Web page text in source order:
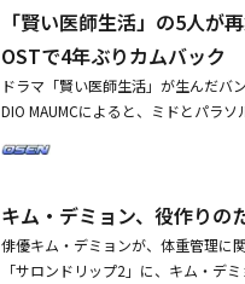
れた目的があった。社運を懸けたM
術」番組ページ
いないと思っていたみたい。元々
た。さらに、1年間の研修を終えた
ン）、カン・ユソク（オム・ジェイ
た姿で新たな年を迎え、感動的なエ
ん、アクション演技など多彩な活躍
にサプライズ登場し、チョン・ギョ
で登場し、ノ・ムジンの人生を一発
には、労務士になる前、ノ・ムジン
グラスを着用したジョンミンは、ノ
ジンの表情は尋常ではない彼の未来
ョン・ギョンホを応援するため同作
「キム・デミョンさんが初放送の面
（ケミストリー、相手との相性）
「賢い医師生活」の5人が
OSTで4年ぶりカムバック
ドラマ「賢い医師生活」が生んだバ
DIO MAUMCによると、ミドとパラ
活」シーズン1-2に出演したチョ・
中、「いつかは賢いレジデント生活
応援と励ましの意味で今回のOSTに
は僕に惚れた」「もう忘れることに
キム・デミョン、役作りの
俳優キム・デミョンが、体重管理に
「サロンドリップ2」に、キム・デ